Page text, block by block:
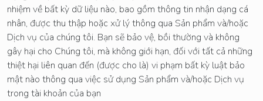
nhiệm về bất kỳ dữ liệu nào, bao gồm thông tin nhận dạng cá
nhân, được thu thập hoặc xử lý thông qua Sản phẩm và/hoặc
Dịch vụ của chúng tôi. Bạn sẽ bảo vệ, bồi thường và không
gây hại cho Chúng tôi, mà không giới hạn, đối với tất cả những
thiệt hại liên quan đến (được cho là) vi phạm bất kỳ luật bảo
mật nào thông qua việc sử dụng Sản phẩm và/hoặc Dịch vụ
trong tài khoản của bạn